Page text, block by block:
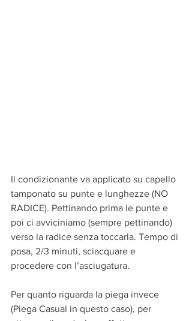
Il condizionante va applicato su capello
tamponato su punte e lunghezze (NO
RADICE). Pettinando prima le punte e
poi ci avviciniamo (sempre pettinando)
verso la radice senza toccarla. Tempo di
posa, 2/3 minuti, sciacquare e
procedere con l’asciugatura.
Per quanto riguarda la piega invece
(Piega Casual in questo caso), per